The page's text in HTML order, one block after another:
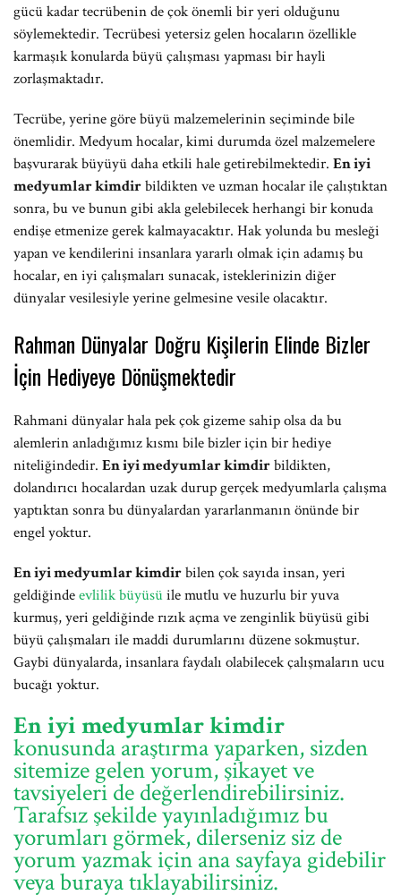
gücü kadar tecrübenin de çok önemli bir yeri olduğunu
söylemektedir. Tecrübesi yetersiz gelen hocaların özellikle
karmaşık konularda büyü çalışması yapması bir hayli
zorlaşmaktadır.
Tecrübe, yerine göre büyü malzemelerinin seçiminde bile
önemlidir. Medyum hocalar, kimi durumda özel malzemelere
başvurarak büyüyü daha etkili hale getirebilmektedir. En iyi
medyumlar kimdirbildikten ve uzman hocalar ile çalıştıktan
sonra, bu ve bunun gibi akla gelebilecek herhangi bir konuda
endişe etmenize gerek kalmayacaktır. Hak yolunda bu mesleği
yapan ve kendilerini insanlara yararlı olmak için adamış bu
hocalar, en iyi çalışmaları sunacak, isteklerinizin diğer
dünyalar vesilesiyle yerine gelmesine vesile olacaktır.
Rahman Dünyalar Doğru Kişilerin Elinde Bizler
İçin Hediyeye Dönüşmektedir
Rahmani dünyalar hala pek çok gizeme sahip olsa da bu
alemlerin anladığımız kısmı bile bizler için bir hediye
niteliğindedir. En iyi medyumlar kimdirbildikten,
dolandırıcı hocalardan uzak durup gerçek medyumlarla çalışma
yaptıktan sonra bu dünyalardan yararlanmanın önünde bir
engel yoktur.
En iyi medyumlar kimdirbilen çok sayıda insan, yeri
geldiğindeevlilik büyüsüile mutlu ve huzurlu bir yuva
kurmuş, yeri geldiğinde rızık açma ve zenginlik büyüsü gibi
büyü çalışmaları ile maddi durumlarını düzene sokmuştur.
Gaybi dünyalarda, insanlara faydalı olabilecek çalışmaların ucu
bucağı yoktur.
En iyi medyumlar kimdir
konusunda araştırma yaparken, sizden
sitemize gelen yorum, şikayet ve
tavsiyeleri de değerlendirebilirsiniz.
Tarafsız şekilde yayınladığımız bu
yorumları görmek, dilerseniz siz de
yorum yazmak için ana sayfaya gidebilir
veya buraya tıklayabilirsiniz.